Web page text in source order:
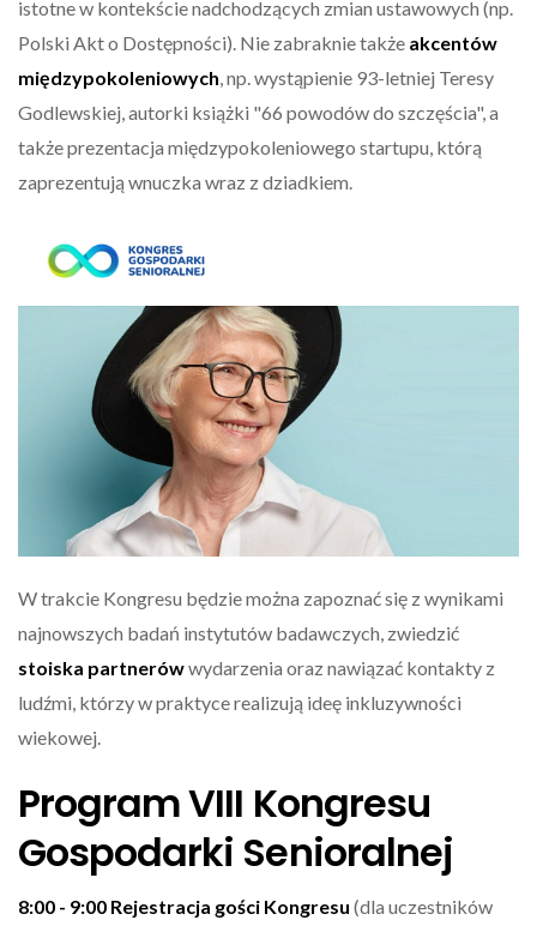
istotne w kontekście nadchodzących zmian ustawowych (np.
Polski Akt o Dostępności). Nie zabraknie także akcentów
międzypokoleniowych , np. wystąpienie 93-letniej Teresy
Godlewskiej, autorki książki "66 powodów do szczęścia", a
także prezentacja międzypokoleniowego startupu, którą
zaprezentują wnuczka wraz z dziadkiem.
W trakcie Kongresu będzie można zapoznać się z wynikami
najnowszych badań instytutów badawczych, zwiedzić
stoiska partnerówwydarzenia oraz nawiązać kontakty z
ludźmi, którzy w praktyce realizują ideę inkluzywności
wiekowej.
Program VIII Kongresu
Gospodarki Senioralnej
8:00 - 9:00 Rejestracja gości Kongresu (dla uczestników